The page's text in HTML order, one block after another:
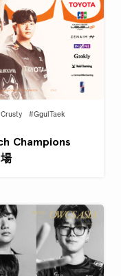
#GgulTaek
Champions